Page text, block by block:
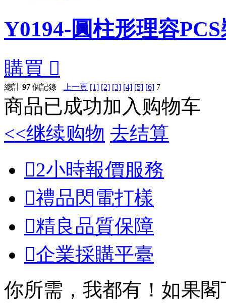
Y0194-圓柱形理容PCS
購買 
總計 97 個記錄 上一頁 [1] [2] [3] [4] [5] [6] 7
商品已成功加入购物车
<<继续购物 去结算
2小時報價服務
禮品閃電打樣
精良品質保障
企業採購平臺
你所需，我都有！如果